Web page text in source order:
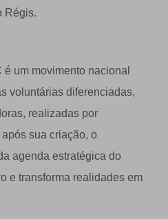
Régis.
um movimento nacional
voluntárias diferenciadas,
realizadas por
sua criação, o
agenda estratégica do
e transforma realidades em